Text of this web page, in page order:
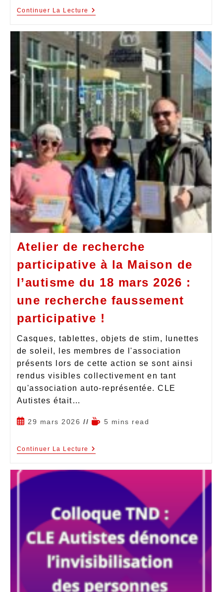
Continuer La Lecture
Atelier de recherche
participative à la Maison de
l’autisme du 18 mars 2026 :
une recherche faussement
participative !
Casques, tablettes, objets de stim, lunettes
de soleil, les membres de l'association
présents lors de cette action se sont ainsi
rendus visibles collectivement en tant
qu'association auto-représentée. CLE
Autistes était…
29 mars 2026 5 mins read
Continuer La Lecture